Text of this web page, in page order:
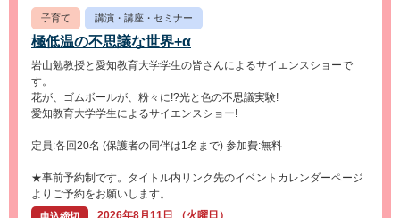
子育て 講演・講座・セミナー
極低温の不思議な世界+α
岩山勉教授と愛知教育大学学生の皆さんによるサイエンスショーで
す。
花が、ゴムボールが、粉々に!?光と色の不思議実験!
愛知教育大学学生によるサイエンスショー!
定員:各回20名 (保護者の同伴は1名まで) 参加費:無料
★事前予約制です。タイトル内リンク先のイベントカレンダーページ
よりご予約をお願いします。